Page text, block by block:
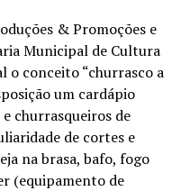
& Promoções e
Municipal de Cultura
o conceito “churrasco a
um cardápio
churrasqueiros de
de cortes e
na brasa, bafo, fogo
(equipamento de